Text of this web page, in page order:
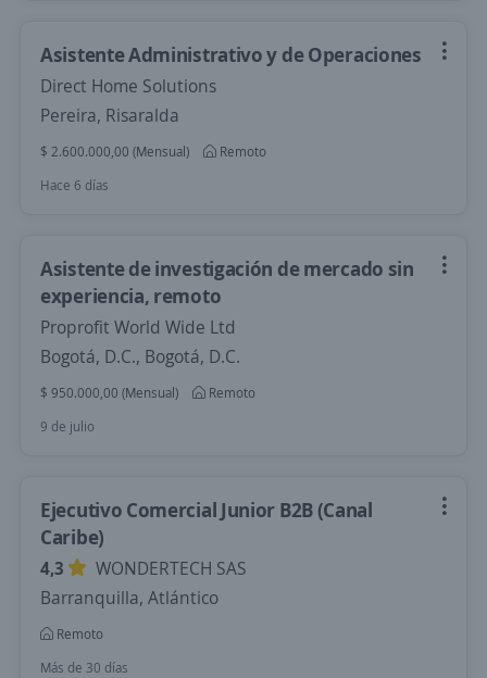
Asistente Administrativo y de Operaciones
Direct Home Solutions
Pereira, Risaralda
$ 2.600.000,00 (Mensual)
Remoto
Hace 6 días
Asistente de investigación de mercado sin
experiencia, remoto
Proprofit World Wide Ltd
Bogotá, D.C., Bogotá, D.C.
$ 950.000,00 (Mensual)
Remoto
9 de julio
Ejecutivo Comercial Junior B2B (Canal
Caribe)
4,3
WONDERTECH SAS
Barranquilla, Atlántico
Remoto
Más de 30 días